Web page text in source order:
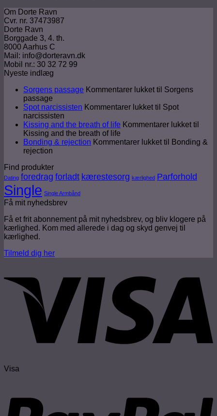
Om Dorte Ravn
Cvr. nr. 37473987
Dorte Ravn
Borggade 3, 4. th.
8000 Aarhus C
Mail: info@dorteravn.dk
Mobil nr.: 30 32 72 99
Nyeste indlæg
Sorgens passage Kommentarer lukket til Sorgens
passage
Spot narcissisten Kommentarer lukket til Spot
narcissisten
Kissing and the breath of life Kommentarer lukket til
Kissing and the breath of life
Bonding & rejection Kommentarer lukket til Bonding &
rejection
Find produkter
Dating foredrag forladt kærestesorg kærlighed Parforhold
Single Single Armbånd
Få mit nyhedsbrev
Få et frit abonnement på mit nyhedsbrev, og bliv klogere på
kærlighed. Kom med allerede i dag og skyd genvej til
kærlighed.
Tilmeld dig her
Visa